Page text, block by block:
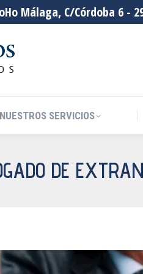
Málaga, C/Córdoba 6 -
NUESTROS SERVICIOS
DE